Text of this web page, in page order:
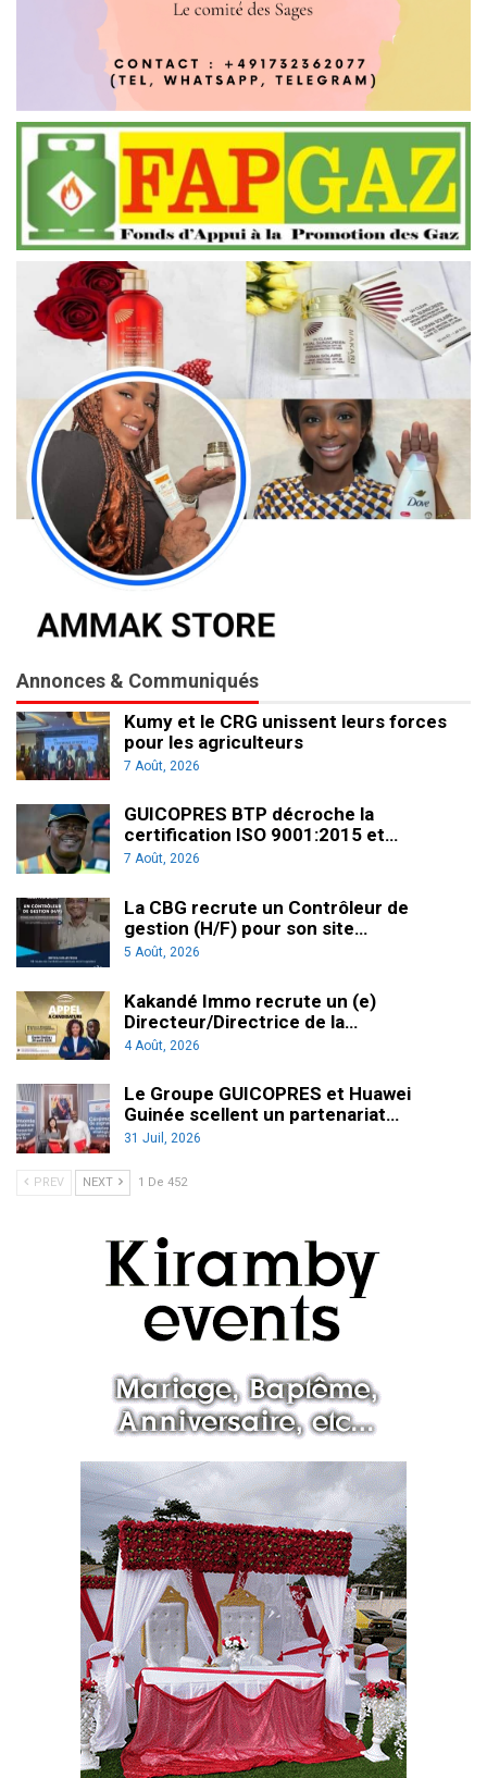
Annonces & Communiqués
Kumy et le CRG unissent leurs forces
pour les agriculteurs
7 Août, 2026
GUICOPRES BTP décroche la
certification ISO 9001:2015 et…
7 Août, 2026
La CBG recrute un Contrôleur de
gestion (H/F) pour son site…
5 Août, 2026
Kakandé Immo recrute un (e)
Directeur/Directrice de la…
4 Août, 2026
Le Groupe GUICOPRES et Huawei
Guinée scellent un partenariat…
31 Juil, 2026
PREV NEXT 1 De 452